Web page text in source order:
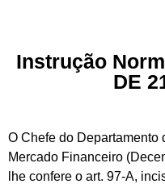
Instrução
DE
O Chefe do Departamento
Mercado Financeiro
lhe confere o art. 97-A,